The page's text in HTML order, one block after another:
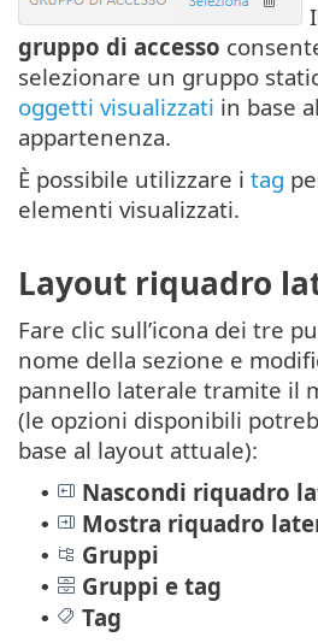
gruppo di accesso
selezionare un gruppo
oggetti visualizzati in base
appartenenza.
È possibile utilizzare i tag
elementi visualizzati.
Layout riquadro
Fare clic sull’icona dei tre
nome della sezione e
pannello laterale tramite il
(le opzioni disponibili
base al layout attuale):
• Nascondi riquadro
• Mostra riquadro
• Gruppi
• Gruppi e tag
•
Tag